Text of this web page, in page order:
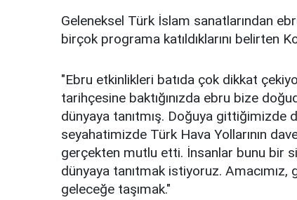
Geleneksel Türk İslam sanatlarından
birçok programa katıldıklarını belirten
"Ebru etkinlikleri batıda çok dikkat
tarihçesine baktığınızda ebru bize
dünyaya tanıtmış. Doğuya gittiğimizde
seyahatimizde Türk Hava Yollarının
gerçekten mutlu etti. İnsanlar bunu bir
dünyaya tanıtmak istiyoruz.
geleceğe taşımak."